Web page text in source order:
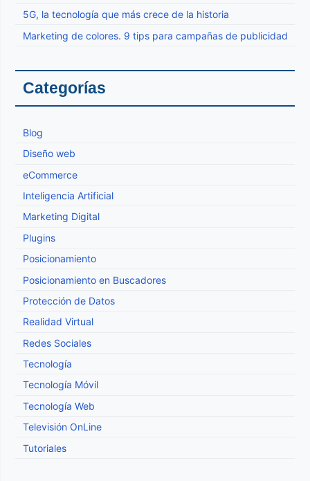
5G, la tecnología que más crece de la historia
Marketing de colores. 9 tips para campañas de publicidad
Categorías
Blog
Diseño web
eCommerce
Inteligencia Artificial
Marketing Digital
Plugins
Posicionamiento
Posicionamiento en Buscadores
Protección de Datos
Realidad Virtual
Redes Sociales
Tecnología
Tecnología Móvil
Tecnología Web
Televisión OnLine
Tutoriales